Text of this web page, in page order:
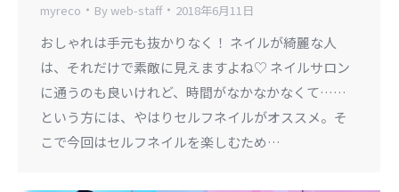
myreco Byweb-staff 2018年6月11日
おしゃれは手元も抜かりなく！ ネイルが綺麗な人
は、それだけで素敵に見えますよね♡ ネイルサロン
に通うのも良いけれど、時間がなかなかなくて……
という方には、やはりセルフネイルがオススメ。そ
こで今回はセルフネイルを楽しむため…